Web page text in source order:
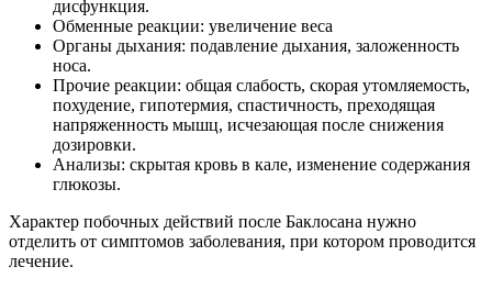
дисфункция.
Обменные реакции: увеличение веса
Органы дыхания: подавление дыхания, заложенность
носа.
Прочие реакции: общая слабость, скорая утомляемость,
похудение, гипотермия, спастичность, преходящая
напряженность мышц, исчезающая после снижения
дозировки.
Анализы: скрытая кровь в кале, изменение содержания
глюкозы.
Характер побочных действий после Баклосана нужно
отделить от симптомов заболевания, при котором проводится
лечение.